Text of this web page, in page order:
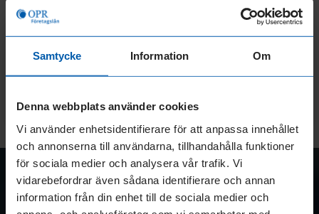
Samtycke Information Om
Denna webbplats använder cookies
Vi använder enhetsidentifierare för att anpassa innehållet
och annonserna till användarna, tillhandahålla funktioner
för sociala medier och analysera vår trafik. Vi
vidarebefordrar även sådana identifierare och annan
information från din enhet till de sociala medier och
Artificiell intelligens har gått från ett
nischverktyg för teknikbolag till att bli en
naturlig del av vardagen för många
egenföretagare.
LÄS MER
:
FÖR-
NACKDELAR
MED
AI
FÖR
OPR-Företagslån